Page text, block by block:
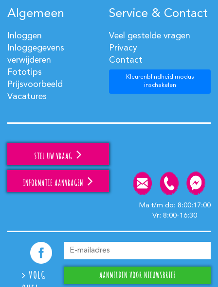
Algemeen
Inloggen
Inloggegevens
verwijderen
Fototips
Prijsvoorbeeld
Vacatures
Service & Contact
Veel gestelde vragen
Privacy
Contact
Kleurenblindheid modus
inschakelen
STEL UW VRAAG
INFORMATIE AANVRAGEN
Ma t/m do: 8:00:17:00
Vr: 8:00-16:30
VOLG